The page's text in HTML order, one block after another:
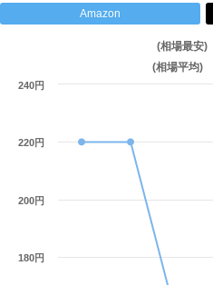
Amazon
(相場最安)
(相場平均)
180円
200円
220円
240円